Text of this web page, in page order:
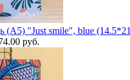
(A5) "Just smile", blue
руб.